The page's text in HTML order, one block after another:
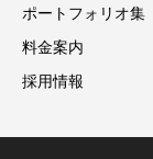
ポートフォリオ集
料金案内
採用情報